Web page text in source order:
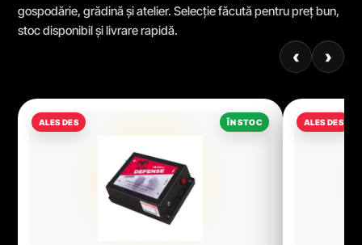
gospodărie, grădină și atelier. Selecție făcută pentru preț bun,
stoc disponibil și livrare rapidă.
‹ ›